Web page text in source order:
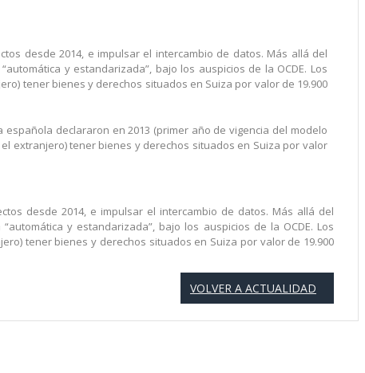
desde 2014, e impulsar el intercambio de datos. Más allá del
y estandarizada”, bajo los auspicios de la OCDE. Los
tener bienes y derechos situados en Suiza por valor de 19.900
española declararon en 2013 (primer año de vigencia del modelo
extranjero) tener bienes y derechos situados en Suiza por valor
desde 2014, e impulsar el intercambio de datos. Más allá del
y estandarizada”, bajo los auspicios de la OCDE. Los
tener bienes y derechos situados en Suiza por valor de 19.900
VOLVER A ACTUALIDAD